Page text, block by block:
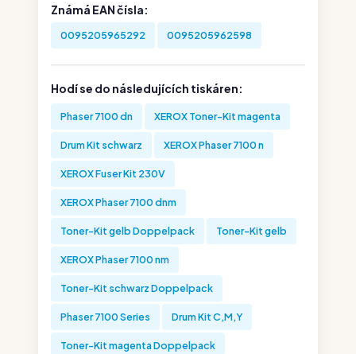
Známá EAN čísla:
0095205965292 0095205962598
Hodí se do následujících tiskáren:
Phaser 7100 dn XEROX Toner-Kit magenta
Drum Kit schwarz XEROX Phaser 7100 n
XEROX Fuser Kit 230V
XEROX Phaser 7100 dnm
Toner-Kit gelb Doppelpack Toner-Kit gelb
XEROX Phaser 7100 nm
Toner-Kit schwarz Doppelpack
Phaser 7100 Series Drum Kit C,M,Y
Toner-Kit magenta Doppelpack